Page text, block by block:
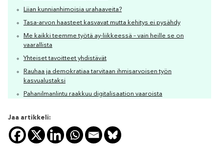
Liian kunnianhimoisia urahaaveita?
Tasa-arvon haasteet kasvavat mutta kehitys ei pysähdy
Me kaikki teemme työtä ay-liikkeessä – vain heille se on
vaarallista
Yhteiset tavoitteet yhdistävät
Rauhaa ja demokratiaa tarvitaan ihmisarvoisen työn
kasvualustaksi
Pahanilmanlintu raakkuu digitalisaation vaaroista
Jaa artikkeli: